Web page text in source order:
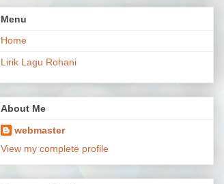
Menu
Home
Lirik Lagu Rohani
About Me
webmaster
View my complete profile